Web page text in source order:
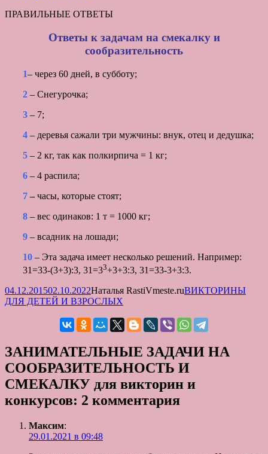
ПРАВИЛЬНЫЕ ОТВЕТЫ
Ответы к задачам на смекалку и
сообразительность
1– через 60 дней, в субботу;
2 – Снегурочка;
3 – 7;
4 – деревья сажали три мужчины: внук, отец и дедушка;
5 – 2 кг, так как полкирпича = 1 кг;
6 – 4 распила;
7–часы, которые стоят;
8 – вес одинаков: 1 т = 1000 кг;
9 – всадник на лошади;
10 – Эта задача имеет несколько решений. Например:
31=33-(3+3):3, 31=33+3+3:3, 31=33-3+3:3.
Опубликовано
04.12.201502.10.2022Автор
Наталья RastiVmeste.ruРубрики
ВИКТОРИНЫ
ДЛЯ ДЕТЕЙ И ВЗРОСЛЫХ
ЗАНИМАТЕЛЬНЫЕ ЗАДАЧИ НА
СООБРАЗИТЕЛЬНОСТЬ И
СМЕКАЛКУ для викторин и
конкурсов: 2 комментария
Максим:
29.01.2021 в 09:48